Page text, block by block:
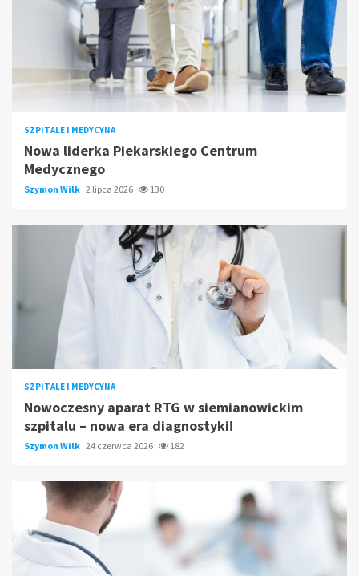
SZPITALE I MEDYCYNA
Nowa liderka Piekarskiego Centrum
Medycznego
Szymon Wilk 2 lipca 2026 130
SZPITALE I MEDYCYNA
Nowoczesny aparat RTG w siemianowickim
szpitalu – nowa era diagnostyki!
Szymon Wilk 24 czerwca 2026 182